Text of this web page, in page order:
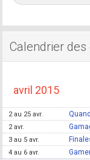
Calendrier
avril 2015
2 au 25 avr.
2 avr.
3 au 5 avr.
4 au 6 avr.